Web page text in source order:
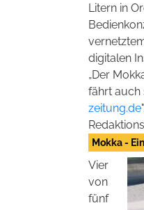
Litern in
digitalen
„Der
fährt auch
zeitung.de
Mokka -
Vier
von
fünf